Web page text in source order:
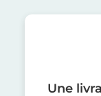
Une